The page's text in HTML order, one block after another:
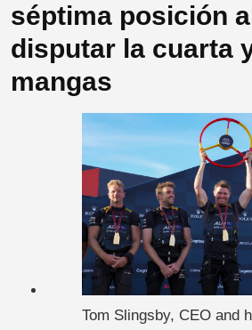
séptima posición
disputar la cuarta
mangas
Tom Slingsby, CEO and